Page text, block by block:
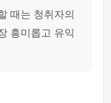
때는 청취자의
흥미롭고 유익